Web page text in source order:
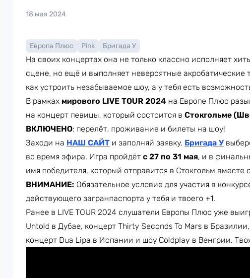
18 мая 2024
Европа Плюс Pink Бригада У
На своих концертах она не только классно исполняет
сцене, но ещё и выполняет невероятные акробатические
как устроить незабываемое шоу, а у тебя есть
В рамках мирового LIVE TOUR 2024 на Европе Плюс
на концерт певицы, который состоится в Стокгольме
ВКЛЮЧЕНО: перелёт, проживание и билеты на шоу!
Заходи на НАШ САЙТ и заполняй заявку. Бригада У
во время эфира. Игра пройдёт с 27 по 31 мая, и в
имя победителя, который отправится в Стокгольм вместе
ВНИМАНИЕ: Обязательное условие для участия в
действующего загранпаспорта у тебя и твоего +1.
Ранее в LIVE TOUR 2024 слушатели Европы Плюс уже
Untold в Дубае, концерт Thirty Seconds To Mars в
концерт Dua Lipa в Испании и шоу Coldplay в Венгрии.